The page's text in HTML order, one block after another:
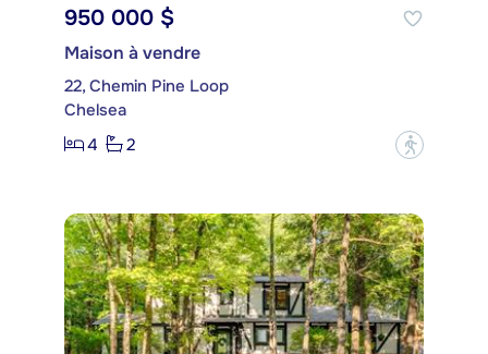
950 000 $
Maison à vendre
22, Chemin Pine Loop
Chelsea
4
2 ?